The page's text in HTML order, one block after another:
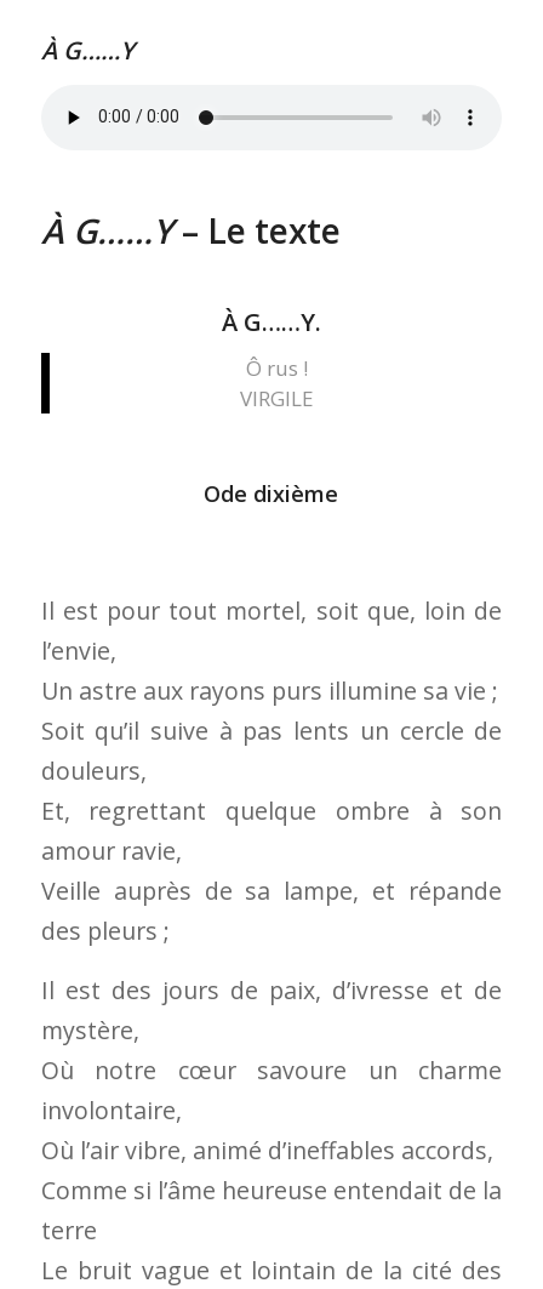
À G……Y
À G……Y– Le texte
À G……Y.
Ô rus !
VIRGILE
Ode dixième
Il est pour tout mortel, soit que, loin de
l’envie,
Un astre aux rayons purs illumine sa vie ;
Soit qu’il suive à pas lents un cercle de
douleurs,
Et, regrettant quelque ombre à son
amour ravie,
Veille auprès de sa lampe, et répande
des pleurs ;
Il est des jours de paix, d’ivresse et de
mystère,
Où notre cœur savoure un charme
involontaire,
Où l’air vibre, animé d’ineffables accords,
Comme si l’âme heureuse entendait de la
terre
Le bruit vague et lointain de la cité des